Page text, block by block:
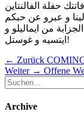
حفلة الفالنتاين
و عبرو عن حبكم
من ايماليلو و
ايتسيه و غوستل!
← Zurück
Beitrag:
Weiter → Nächster
Offene
Suche
nach:
Archive